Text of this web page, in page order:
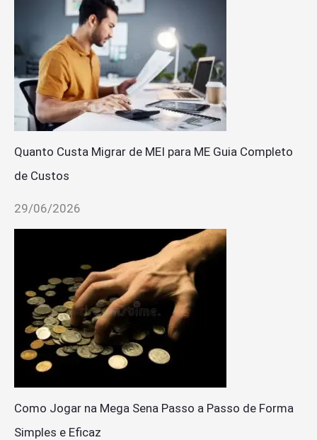
Quanto Custa Migrar de MEI para ME Guia Completo
de Custos
29/06/2026
Como Jogar na Mega Sena Passo a Passo de Forma
Simples e Eficaz